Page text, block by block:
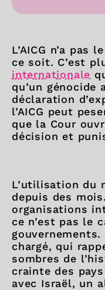
L’AICG n’a pas
ce soit. C’est
internationale
qu’un génocide
déclaration
l’AICG peut
que la Cour
décision et
L’utilisation du
depuis des
organisations
ce n’est pas le
gouvernements.
chargé, qui
sombres de
crainte des
avec Israël, un